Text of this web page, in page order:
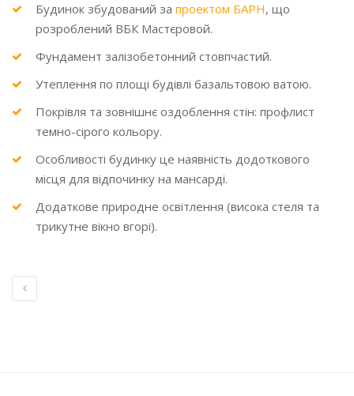
Будинок збудований за проектом БАРН, що
розроблений ВБК Мастєровой.
Фундамент залізобетонний стовпчастий.
Утеплення по площі будівлі базальтовою ватою.
Покрівля та зовнішнє оздоблення стін: профлист
темно-сірого кольору.
Особливості будинку це наявність додоткового
місця для відпочинку на мансарді.
Додаткове природне освітлення (висока стеля та
трикутне вікно вгорі).